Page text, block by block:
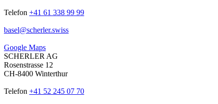
Telefon +41 61 338 99 99
basel@scherler.swiss
Google Maps
SCHERLER AG
Rosenstrasse 12
CH-8400 Winterthur
Telefon +41 52 245 07 70